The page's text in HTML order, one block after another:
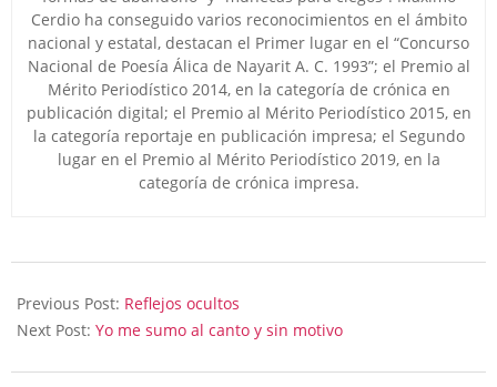
Cerdio ha conseguido varios reconocimientos en el ámbito
nacional y estatal, destacan el Primer lugar en el “Concurso
Nacional de Poesía Álica de Nayarit A. C. 1993”; el Premio al
Mérito Periodístico 2014, en la categoría de crónica en
publicación digital; el Premio al Mérito Periodístico 2015, en
la categoría reportaje en publicación impresa; el Segundo
lugar en el Premio al Mérito Periodístico 2019, en la
categoría de crónica impresa.
03-
02
Previous Post: Reflejos ocultos
Next Post: Yo me sumo al canto y sin motivo